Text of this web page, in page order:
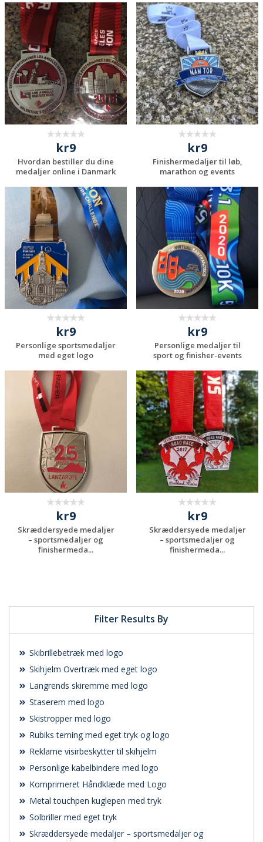
Filter Results By
Skibrillebetræk med logo
Skihjelm Overtræk med eget logo
Langrends skiremme med logo
Staserem med logo
Skistropper med logo
Rubiks terning med eget tryk og logo
Reklame visirbeskytter til skihjelm
Personlige kabelbindere med logo
Komprimeret Håndklæde med Logo
Metal touchpen kuglepen med tryk
Solbriller med eget tryk
Skræddersyede medaljer – sportsmedaljer og
kr9
Hvordan bestiller du dine
medaljer online i Danmark
Anmod om et
uforpligtende
tilbud
kr9
Finishermedaljer til løb,
marathon og events
Anmod om et
uforpligtende
tilbud
kr9
Personlige sportsmedaljer
med eget logo
Anmod om et
uforpligtende
tilbud
kr9
Personlige medaljer til
sport og finisher-events
Anmod om et
uforpligtende
tilbud
kr9
Skræddersyede medaljer
– sportsmedaljer og
finishermeda...
kr9
Skræddersyede medaljer
– sportsmedaljer og
finishermeda...